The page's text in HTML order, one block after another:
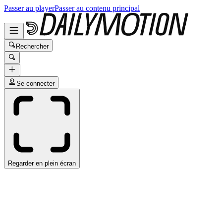
Passer au playerPasser au contenu principal
Rechercher
Se connecter
Regarder en plein écran